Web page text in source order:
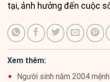
tại, ảnh hưởng đến cuộc
Xem thêm:
Người sinh năm 2004